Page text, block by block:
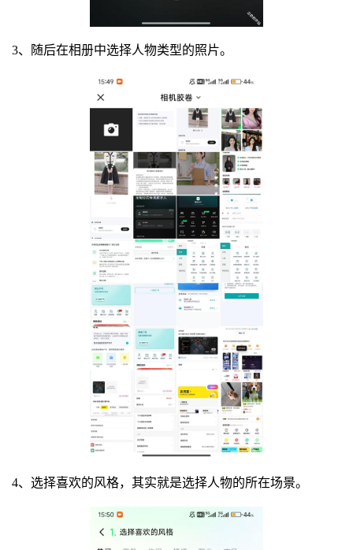
3、随后在相册中选择人物类型的照片。
4、选择喜欢的风格，其实就是选择人物的所在场景。